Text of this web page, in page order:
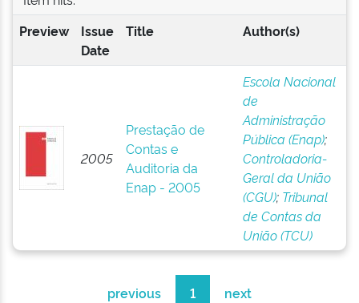
Preview
Issue
Date
Title Author(s)
2005
Prestação de
Contas e
Auditoria da
Enap - 2005
Escola Nacional
de
Administração
Pública (Enap);
Controladoria-
Geral da União
(CGU); Tribunal
de Contas da
União (TCU)
previous 1 next